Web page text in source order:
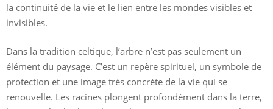
la continuité de la vie et le lien entre les mondes visibles et
invisibles.
Dans la tradition celtique, l’arbre n’est pas seulement un
élément du paysage. C’est un repère spirituel, un symbole de
protection et une image très concrète de la vie qui se
renouvelle. Les racines plongent profondément dans la terre,